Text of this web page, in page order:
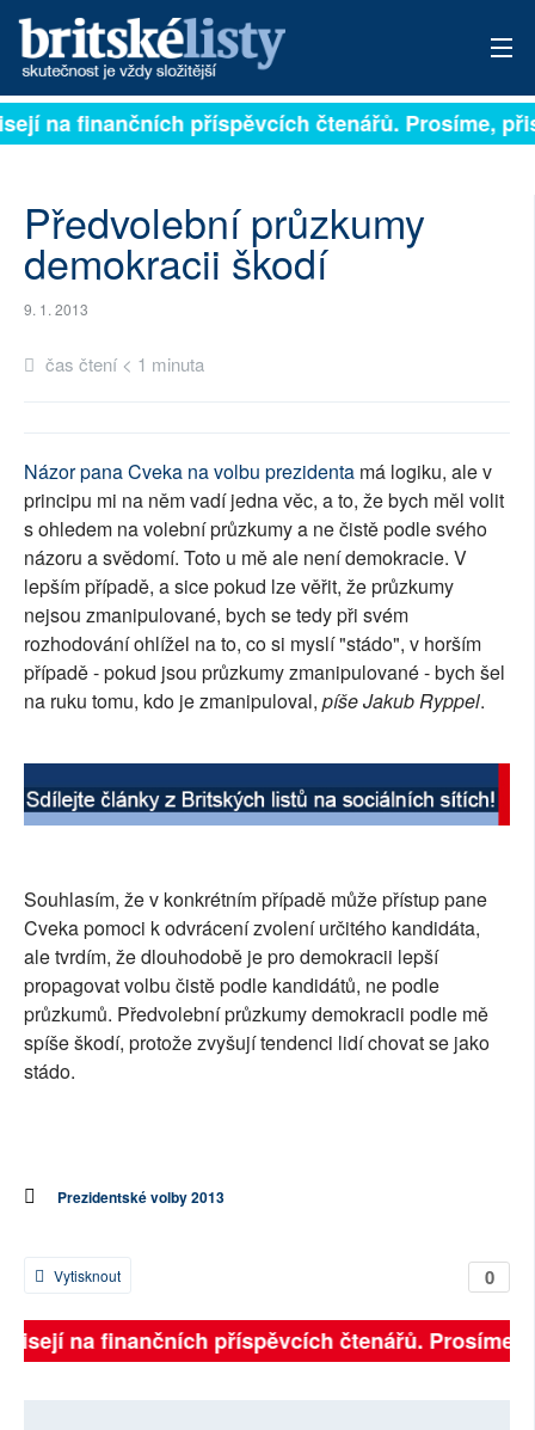
PŘIHLÁSIT
ARCHIV
PŘÍSPĚVKY NA PROVOZ
SOCIÁLNÍ SÍTĚ
RUBRIKY
PLNÁ VERZE STRÁNEK
na finančních příspěvcích čtenářů. Prosíme,
Předvolební průzkumy
demokracii škodí
9. 1. 2013
čas čtení < 1 minuta
Názor pana Cveka na volbu prezidenta má logiku, ale v
principu mi na něm vadí jedna věc, a to, že bych měl volit
s ohledem na volební průzkumy a ne čistě podle svého
názoru a svědomí. Toto u mě ale není demokracie. V
lepším případě, a sice pokud lze věřit, že průzkumy
nejsou zmanipulované, bych se tedy při svém
rozhodování ohlížel na to, co si myslí "stádo", v horším
případě - pokud jsou průzkumy zmanipulované - bych šel
na ruku tomu, kdo je zmanipuloval, píše Jakub Ryppel.
Souhlasím, že v konkrétním případě může přístup pane
Cveka pomoci k odvrácení zvolení určitého kandidáta,
ale tvrdím, že dlouhodobě je pro demokracii lepší
propagovat volbu čistě podle kandidátů, ne podle
průzkumů. Předvolební průzkumy demokracii podle mě
spíše škodí, protože zvyšují tendenci lidí chovat se jako
stádo.
Prezidentské volby 2013
0
Vytisknout
na finančních příspěvcích čtenářů. Prosíme,